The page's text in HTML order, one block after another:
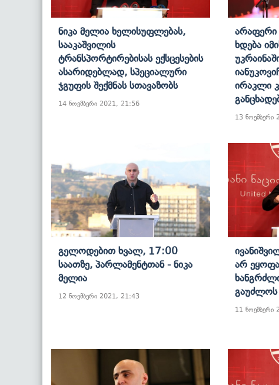
Ნიკა Მელია Ხელისუფლებას,
Სააკაშვილის
Ტრანსპორტირებისას Ექსცესების
Ასარიდებლად, Სპეციალური
Ჯგუფის Შექმნას Სთავაზობს
14 ნოემბერი 2021, 21:56
Არაფერი
Ხდება
Ირაკლი
13 ნოემბერი
Გელოდებით Ხვალ, 17:00
Საათზე, Პარლამენტთან - Ნიკა
Მელია
12 ნოემბერი 2021, 21:43
Არ
Გაუძლოს
11 ნოემბერი